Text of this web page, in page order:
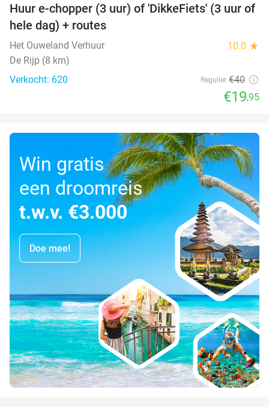
50%
Huur e-chopper (3 uur) of 'DikkeFiets' (3 uur of
hele dag) + routes
Het Ouweland Verhuur 10.0 star
De Rijp (8 km)
Verkocht: 620
Regulier €40
€19,95
Win gratis
een droomreis
t.w.v. €3.000
Doe mee!